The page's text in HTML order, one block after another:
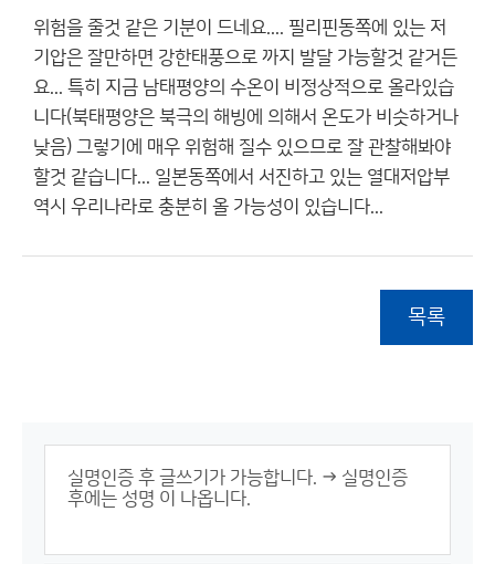
위험을 줄것 같은 기분이 드네요.... 필리핀동쪽에 있는 저
기압은 잘만하면 강한태풍으로 까지 발달 가능할것 같거든
요... 특히 지금 남태평양의 수온이 비정상적으로 올라있습
니다(북태평양은 북극의 해빙에 의해서 온도가 비슷하거나
낮음) 그렇기에 매우 위험해 질수 있으므로 잘 관찰해봐야
할것 같습니다... 일본동쪽에서 서진하고 있는 열대저압부
역시 우리나라로 충분히 올 가능성이 있습니다...
목록